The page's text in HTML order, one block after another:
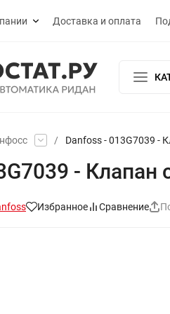
Доставка и оплата
/ Danfoss - 013G7039 -
- Клапан
Избранное Сравнение